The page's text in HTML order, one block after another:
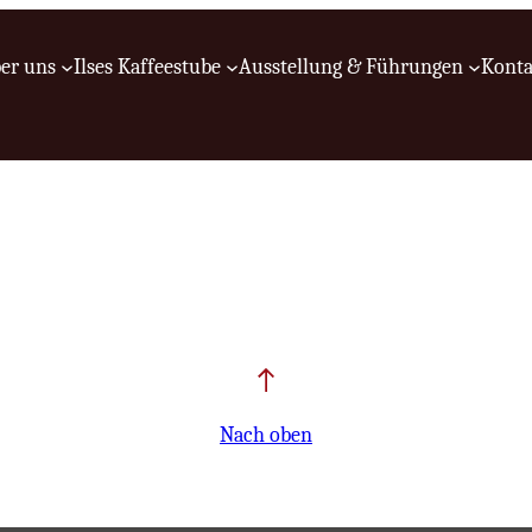
uns Ilses Kaffeestube Ausstellung & Führungen
Nach oben